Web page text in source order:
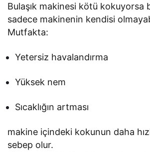
Bulaşık makinesi kötü kokuyorsa
sadece makinenin kendisi
Mutfakta:
Yetersiz havalandırma
Yüksek nem
Sıcaklığın artması
makine içindeki kokunun daha
sebep olur.